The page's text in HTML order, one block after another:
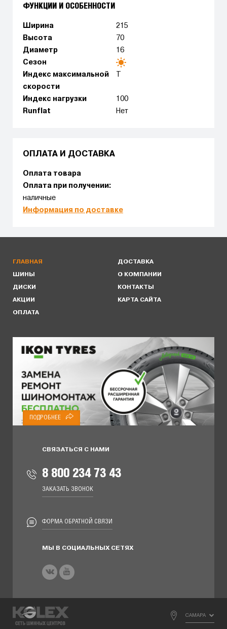
ФУНКЦИИ И ОСОБЕННОСТИ
Ширина
215
Высота
70
Диаметр
16
Сезон
Индекс максимальной
скорости
Индекс нагрузки
100
Runflat
Нет
ОПЛАТА И ДОСТАВКА
Оплата товара
Оплата при получении:
наличные
Информация по доставке
ГЛАВНАЯ
ШИНЫ
ДИСКИ
АКЦИИ
ОПЛАТА
ДОСТАВКА
О КОМПАНИИ
КОНТАКТЫ
КАРТА САЙТА
ПОДРОБНЕЕ
СВЯЗАТЬСЯ С НАМИ
8 800 234 73 43
ЗАКАЗАТЬ ЗВОНОК
ФОРМА ОБРАТНОЙ СВЯЗИ
МЫ В СОЦИАЛЬНЫХ СЕТЯХ
САМАРА